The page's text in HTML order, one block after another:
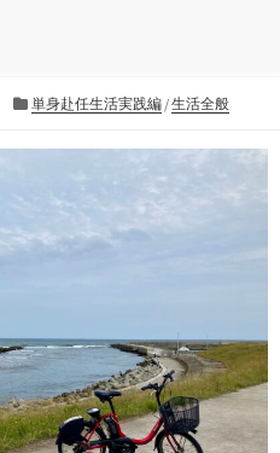
カ
ゴ
単身赴任生活実践編 /生活全般